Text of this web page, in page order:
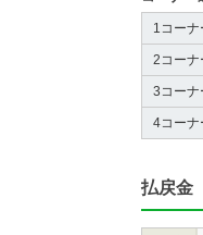
1コーナ
2コーナ
3コーナ
4コーナ
払戻金